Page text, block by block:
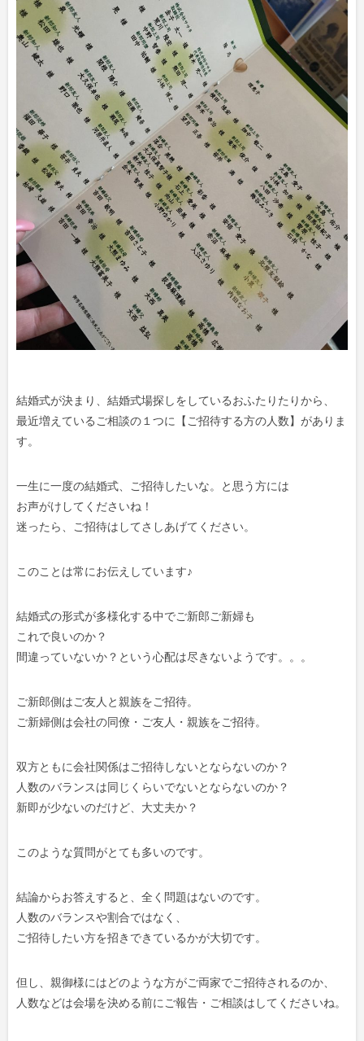
結婚式が決まり、結婚式場探しをしているおふたりたりから、
最近増えているご相談の１つに【ご招待する方の人数】がありま
す。
一生に一度の結婚式、ご招待したいな。と思う方には
お声がけしてくださいね！
迷ったら、ご招待はしてさしあげてください。
このことは常にお伝えしています♪
結婚式の形式が多様化する中でご新郎ご新婦も
これで良いのか？
間違っていないか？という心配は尽きないようです。。。
ご新郎側はご友人と親族をご招待。
ご新婦側は会社の同僚・ご友人・親族をご招待。
双方ともに会社関係はご招待しないとならないのか？
人数のバランスは同じくらいでないとならないのか？
新即が少ないのだけど、大丈夫か？
このような質問がとても多いのです。
結論からお答えすると、全く問題はないのです。
人数のバランスや割合ではなく、
ご招待したい方を招きできているかが大切です。
但し、親御様にはどのような方がご両家でご招待されるのか、
人数などは会場を決める前にご報告・ご相談はしてくださいね。